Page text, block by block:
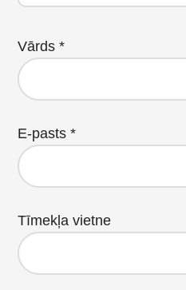
Vārds*
E-pasts*
Tīmekļa vietne